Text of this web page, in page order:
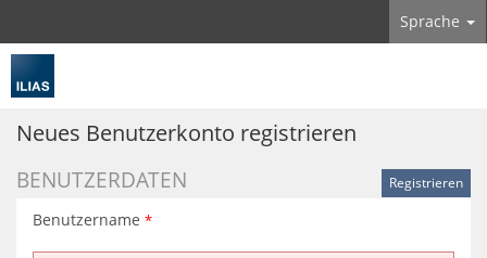
Sprache
Neues Benutzerkonto registrieren
BENUTZERDATEN
Benutzername *